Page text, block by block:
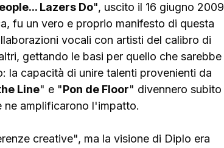
Lazers Do", uscito il 16 giugno 2009
fu un vero e proprio manifesto di questa
vocali con artisti del calibro di
gettando le basi per quello che sarebbe
la capacità di unire talenti provenienti da
Line" e "Pon de Floor" divennero subito
ne amplificarono l'impatto.
creative", ma la visione di Diplo era